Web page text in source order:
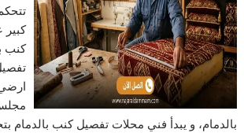
كبير
كنب
بالدمام، و يبدأ فني محلات تفصيل كنب بالدمام